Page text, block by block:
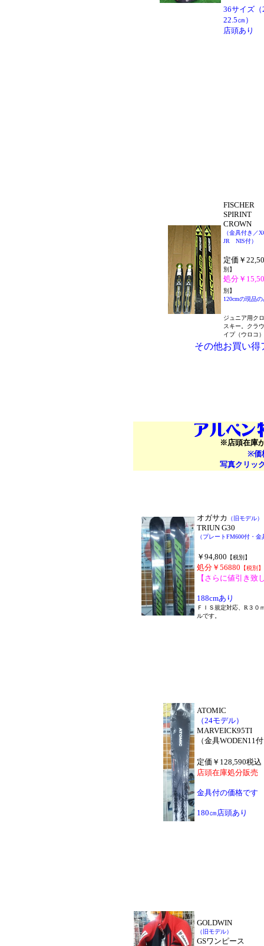
36サイズ（
22.5㎝）
店頭あり
FISCHER
SPIRINT
CROWN
（金具付き
JR NIS付）
定価￥
別】
処分￥
別】
120cmの現品の
ジュニア用ク
スキー。クラ
イプ（ウロコ）
その他お買い得
※店頭在庫
※価
写真クリッ
オガサカ （旧モデル）
TRIUN G30
（プレートFM600付・金
￥94,800 【税別】
処分￥56880 【税別】
【さらに値引き致
188cmあり
ＦＩＳ規定対応、R３０
ルです。
ATOMIC
（24モデル）
MARVEICK95TI
（金具WODEN11
定価￥128,590税込
店頭在庫処分販売
金具付の価格です
180㎝店頭あり
GOLDWIN
（旧モデル）
GSワンピース